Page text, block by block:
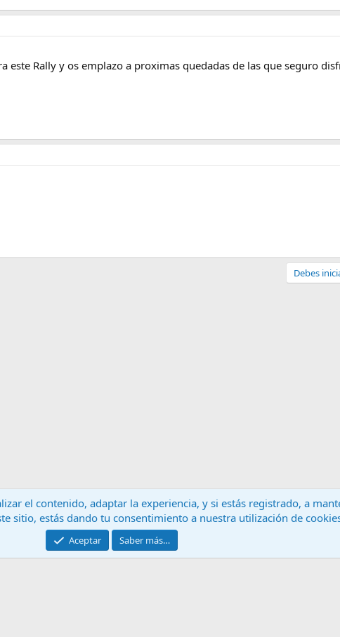
este Rally y os emplazo a proximas quedadas de las que seguro
Debes
Contáctanos Términos y reglas
Community platform by XenForo® © 2010-2024 XenForo Ltd.
el contenido, adaptar la experiencia, y si estás registrado, a
sitio, estás dando tu consentimiento a nuestra utilización de
Aceptar Saber más…